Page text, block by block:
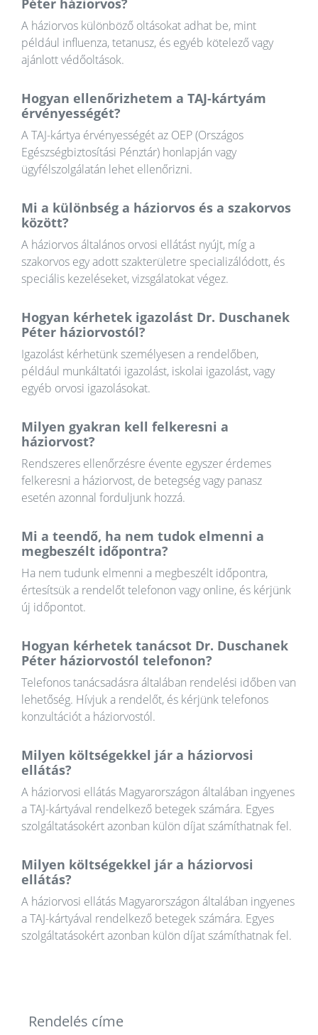
Péter háziorvos?
A háziorvos különböző oltásokat adhat be, mint
például influenza, tetanusz, és egyéb kötelező vagy
ajánlott védőoltások.
Hogyan ellenőrizhetem a TAJ-kártyám
érvényességét?
A TAJ-kártya érvényességét az OEP (Országos
Egészségbiztosítási Pénztár) honlapján vagy
ügyfélszolgálatán lehet ellenőrizni.
Mi a különbség a háziorvos és a szakorvos
között?
A háziorvos általános orvosi ellátást nyújt, míg a
szakorvos egy adott szakterületre specializálódott, és
speciális kezeléseket, vizsgálatokat végez.
Hogyan kérhetek igazolást Dr. Duschanek
Péter háziorvostól?
Igazolást kérhetünk személyesen a rendelőben,
például munkáltatói igazolást, iskolai igazolást, vagy
egyéb orvosi igazolásokat.
Milyen gyakran kell felkeresni a
háziorvost?
Rendszeres ellenőrzésre évente egyszer érdemes
felkeresni a háziorvost, de betegség vagy panasz
esetén azonnal forduljunk hozzá.
Mi a teendő, ha nem tudok elmenni a
megbeszélt időpontra?
Ha nem tudunk elmenni a megbeszélt időpontra,
értesítsük a rendelőt telefonon vagy online, és kérjünk
új időpontot.
Hogyan kérhetek tanácsot Dr. Duschanek
Péter háziorvostól telefonon?
Telefonos tanácsadásra általában rendelési időben van
lehetőség. Hívjuk a rendelőt, és kérjünk telefonos
konzultációt a háziorvostól.
Milyen költségekkel jár a háziorvosi
ellátás?
A háziorvosi ellátás Magyarországon általában ingyenes
a TAJ-kártyával rendelkező betegek számára. Egyes
szolgáltatásokért azonban külön díjat számíthatnak fel.
Milyen költségekkel jár a háziorvosi
ellátás?
A háziorvosi ellátás Magyarországon általában ingyenes
a TAJ-kártyával rendelkező betegek számára. Egyes
szolgáltatásokért azonban külön díjat számíthatnak fel.
Rendelés címe